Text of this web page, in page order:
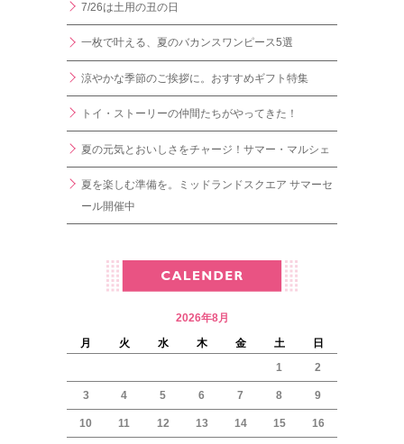
7/26は土用の丑の日
一枚で叶える、夏のバカンスワンピース5選
涼やかな季節のご挨拶に。おすすめギフト特集
トイ・ストーリーの仲間たちがやってきた！
夏の元気とおいしさをチャージ！サマー・マルシェ
夏を楽しむ準備を。ミッドランドスクエア サマーセ
ール開催中
2026年8月
月
火 水 木 金 土
日
1
2
3 4 5 6 7 8 9
10 11 12 13 14 15 16